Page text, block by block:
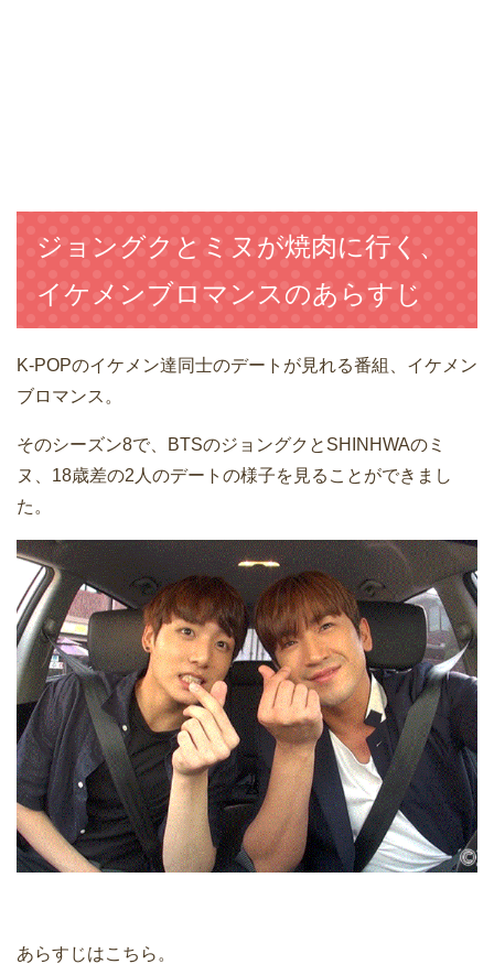
ジョングクとミヌが焼肉に行く、
イケメンブロマンスのあらすじ
K-POPのイケメン達同士のデートが見れる番組、イケメン
ブロマンス。
そのシーズン8で、BTSのジョングクとSHINHWAのミ
ヌ、18歳差の2人のデートの様子を見ることができまし
た。
あらすじはこちら。